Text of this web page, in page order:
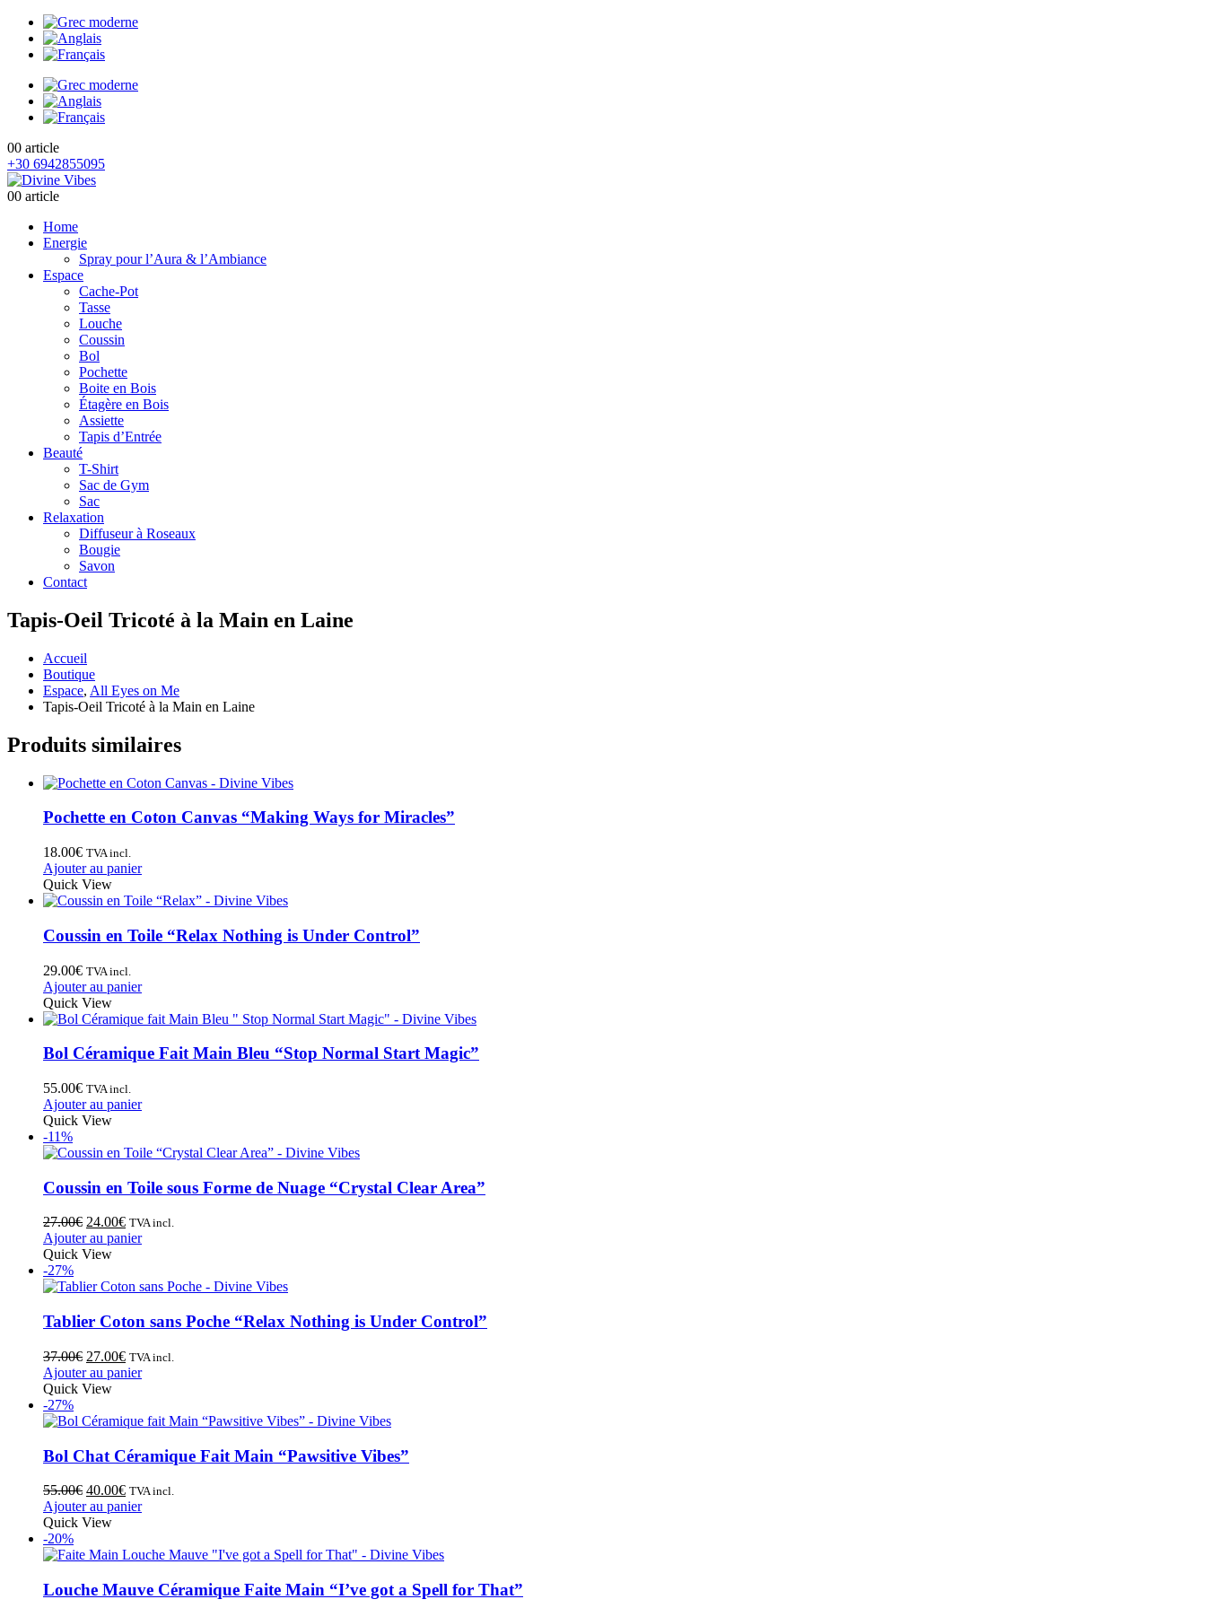
00 article
+30 6942855095
00 article
Home
Energie
Spray pour l’Aura & l’Ambiance
Espace
Cache-Pot
Tasse
Louche
Coussin
Bol
Pochette
Boite en Bois
Étagère en Bois
Assiette
Tapis d’Entrée
Beauté
T-Shirt
Sac de Gym
Sac
Relaxation
Diffuseur à Roseaux
Bougie
Savon
Contact
Tapis-Oeil Tricoté à la Main en Laine
Accueil
Boutique
Espace, All Eyes on Me
Tapis-Oeil Tricoté à la Main en Laine
Produits similaires
Pochette en Coton Canvas “Making Ways for Miracles”
18.00€ TVA incl.
Ajouter au panier
Quick View
Coussin en Toile “Relax Nothing is Under Control”
29.00€ TVA incl.
Ajouter au panier
Quick View
Bol Céramique Fait Main Bleu “Stop Normal Start Magic”
55.00€ TVA incl.
Ajouter au panier
Quick View
-11%
Coussin en Toile sous Forme de Nuage “Crystal Clear Area”
27.00€ 24.00€ TVA incl.
Ajouter au panier
Quick View
-27%
Tablier Coton sans Poche “Relax Nothing is Under Control”
37.00€ 27.00€ TVA incl.
Ajouter au panier
Quick View
-27%
Bol Chat Céramique Fait Main “Pawsitive Vibes”
55.00€ 40.00€ TVA incl.
Ajouter au panier
Quick View
-20%
Louche Mauve Céramique Faite Main “I’ve got a Spell for That”